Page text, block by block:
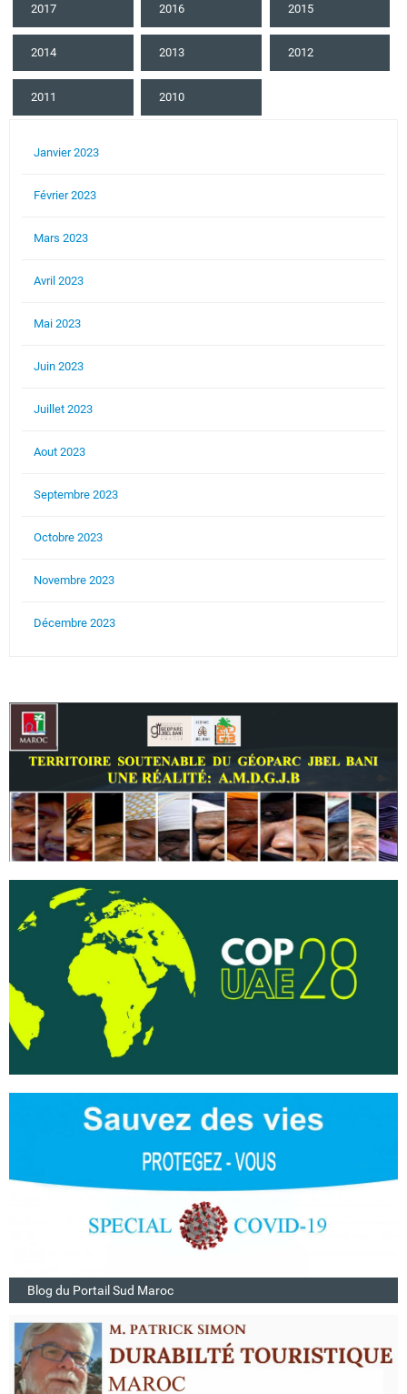
2017 2016 2015
2014 2013 2012
2011 2010
Janvier 2023
Février 2023
Mars 2023
Avril 2023
Mai 2023
Juin 2023
Juillet 2023
Aout 2023
Septembre 2023
Octobre 2023
Novembre 2023
Décembre 2023
Blog du Portail Sud Maroc